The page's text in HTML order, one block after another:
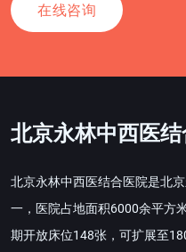
在线咨询
北京永林中西医
北京永林中西医结合医院是北
一，医院占地面积6000余平方
期开放床位148张，可扩展至